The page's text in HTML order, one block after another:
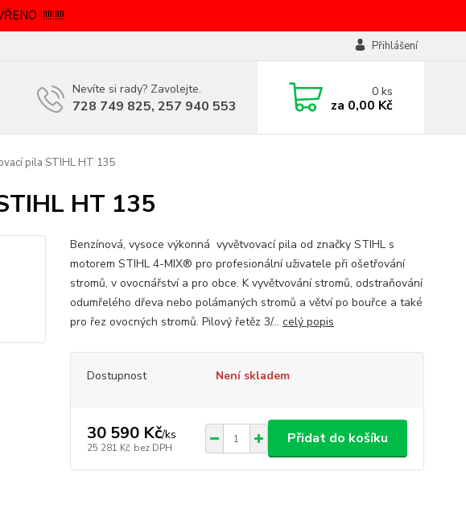
!!!!!!!!!!
Přihlášení
Nevíte si rady? Zavolejte.
728 749 825, 257 940 553
0ks
za 0,00 Kč
pila STIHL HT 135
HT 135
Benzínová, vysoce výkonná vyvětvovací pila od značky STIHL s
motorem STIHL 4-MIX® pro profesionální uživatele při ošetřování
stromů, v ovocnářství a pro obce. K vyvětvování stromů, odstraňování
odumřelého dřeva nebo polámaných stromů a větví po bouřce a také
pro řez ovocných stromů. Pilový řetěz 3/... celý popis
Dostupnost Není skladem
30 590 Kč/ks
25 281 Kč bez DPH
Přidat do košíku